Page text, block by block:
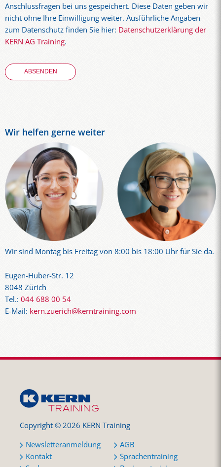
Anschlussfragen bei uns gespeichert. Diese Daten geben wir
nicht ohne Ihre Einwilligung weiter. Ausführliche Angaben
zum Datenschutz finden Sie hier: Datenschutzerklärung der
KERN AG Training.
Wir helfen gerne weiter
Wir sind Montag bis Freitag von 8:00 bis 18:00 Uhr für Sie da.
Eugen-Huber-Str. 12
8048 Zürich
Tel.: 044 688 00 54
E-Mail: kern.zuerich@kerntraining.com
Copyright © 2026 KERN Training
Newsletteranmeldung
Kontakt
AGB
Sprachentraining